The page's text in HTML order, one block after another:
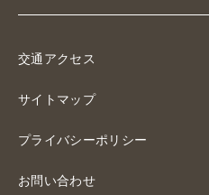
交通アクセス
サイトマップ
プライバシーポリシー
お問い合わせ